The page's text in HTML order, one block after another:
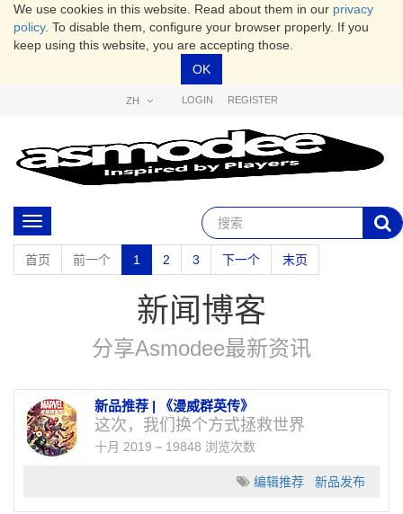
We use cookies in this website. Read about them in our privacy
policy. To disable them, configure your browser properly. If you
keep using this website, you are accepting those.
OK
ZH LOGIN REGISTER
Toggle
navigation
首页
前一个 1 2 3 下一个 末页
新闻博客
分享Asmodee最新资讯
新品推荐 | 《漫威群英传》
这次，我们换个方式拯救世界
十月 2019 19848 浏览次数
编辑推荐 新品发布